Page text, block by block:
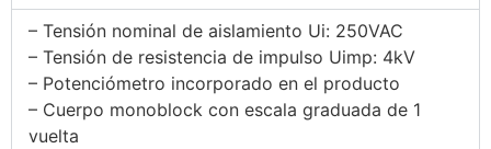
– Tensión nominal de aislamiento Ui: 250VAC
– Tensión de resistencia de impulso Uimp: 4kV
– Potenciómetro incorporado en el producto
– Cuerpo monoblock con escala graduada de 1
vuelta